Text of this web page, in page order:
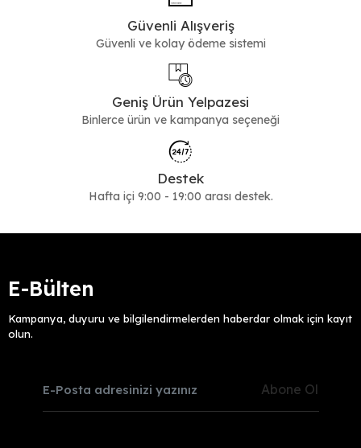
Güvenli Alışveriş
Güvenli ve kolay ödeme sistemi
Geniş Ürün Yelpazesi
Binlerce ürün ve kampanya seçeneği
Destek
Hafta içi 9:00 - 19:00 arası destek.
E-Bülten
Kampanya, duyuru ve bilgilendirmelerden haberdar olmak için kayıt
olun.
Abone Ol